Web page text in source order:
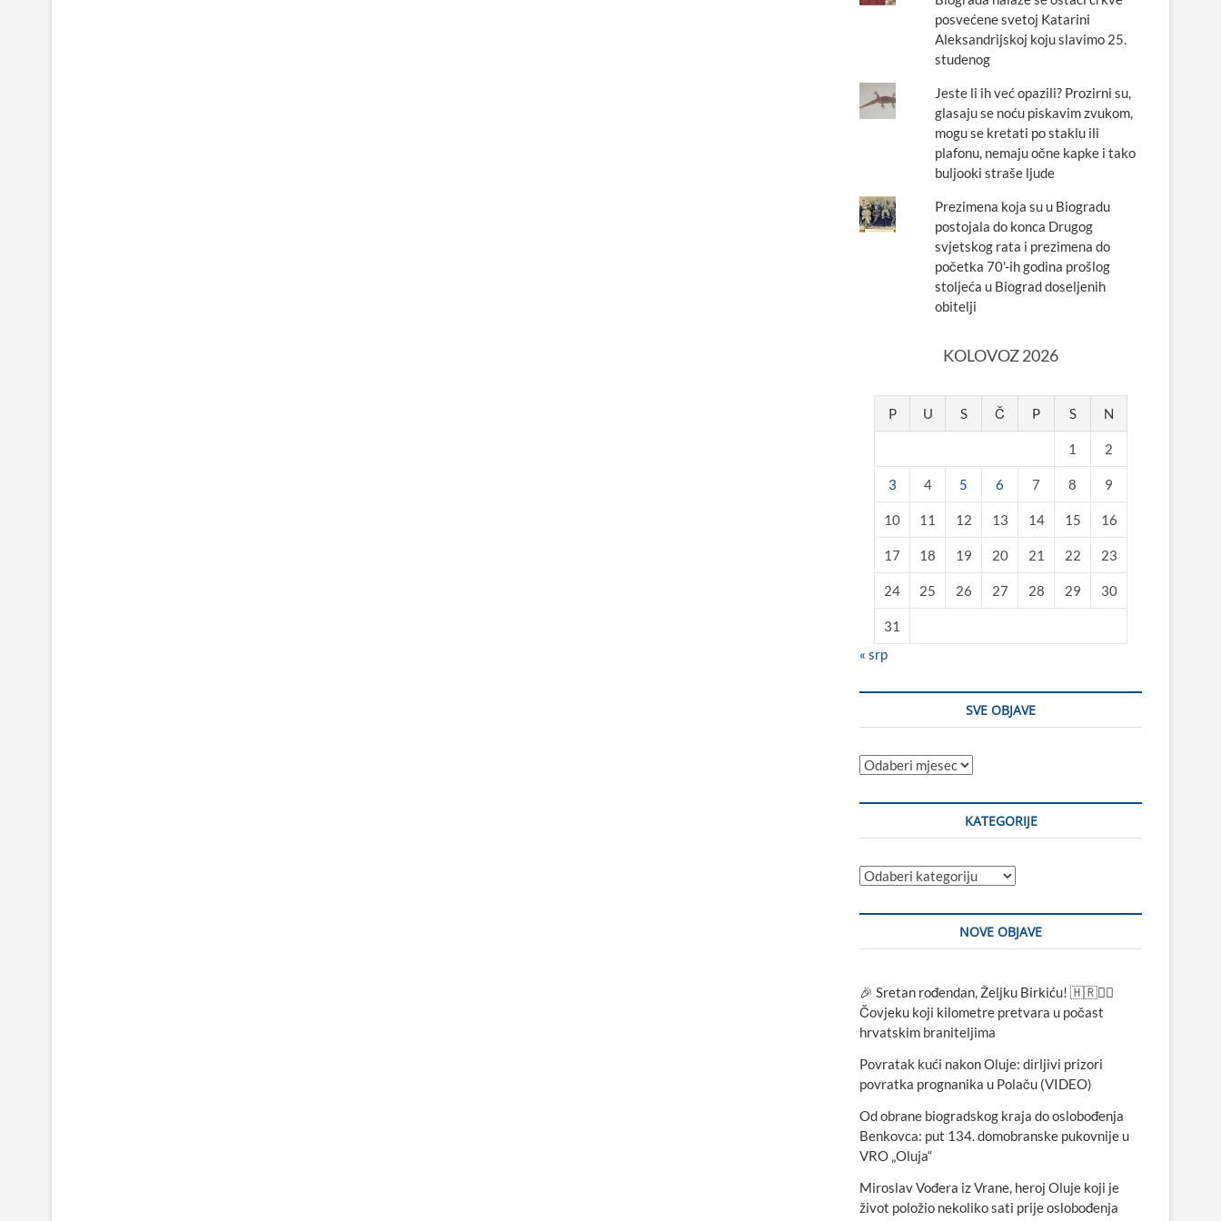
posvećene svetoj Katarini
Aleksandrijskoj koju slavimo 25.
studenog
Jeste li ih već opazili? Prozirni su,
glasaju se noću piskavim zvukom,
mogu se kretati po staklu ili
plafonu, nemaju očne kapke i tako
buljooki straše ljude
Prezimena koja su u Biogradu
postojala do konca Drugog
svjetskog rata i prezimena do
početka 70'-ih godina prošlog
stoljeća u Biograd doseljenih
obitelji
KOLOVOZ 2026
P U S Č P S N
1 2
3 4 5 6 7 8 9
10 11 12 13 14 15 16
17 18 19 20 21 22 23
24 25 26 27 28 29 30
31
« srp
SVE OBJAVE
Sve
KATEGORIJE
Kategorije
NOVE OBJAVE
🎉 Sretan rođendan, Željku Birkiću! 🇭🇷🏃‍♂️
Čovjeku koji kilometre pretvara u počast
hrvatskim braniteljima
Povratak kući nakon Oluje: dirljivi prizori
povratka prognanika u Polaču (VIDEO)
Od obrane biogradskog kraja do oslobođenja
Benkovca: put 134. domobranske pukovnije u
VRO „Oluja“
Miroslav Vođera iz Vrane, heroj Oluje koji je
život položio nekoliko sati prije oslobođenja